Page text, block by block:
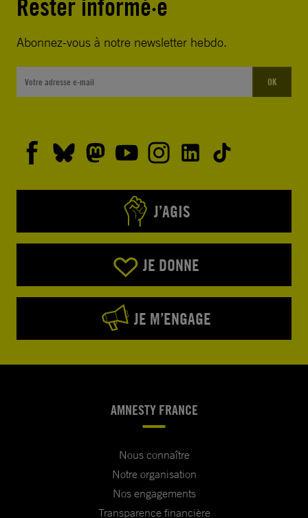
Rester informé·e
Abonnez-vous à notre newsletter hebdo.
OK
J’AGIS
JE DONNE
JE M’ENGAGE
AMNESTY FRANCE
Nous connaître
Notre organisation
Nos engagements
Transparence financière